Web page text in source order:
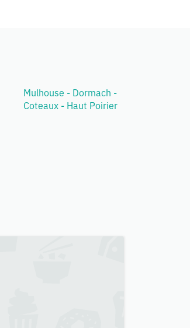
Mulhouse - Dormach -
Coteaux - Haut Poirier